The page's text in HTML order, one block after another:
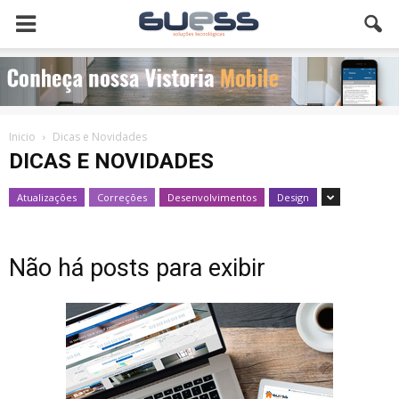
Inicio Dicas e Novidades
DICAS E NOVIDADES
Atualizações Correções Desenvolvimentos Design
Não há posts para exibir